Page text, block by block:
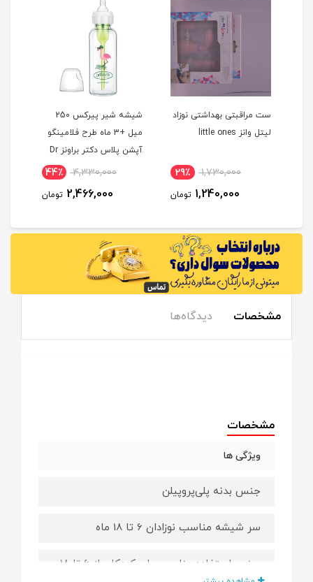
ست مراقبتی بهداشتی نوزاد
لیتل وانز little ones
1,730,000 29٪
1,240,000 تومان
شیشه شیر پیرکس 250
میل +3 ماه طرح فلامینگو
آپشن پلاس دکتر براونز Dr
4,330,000 44٪
2,466,000 تومان
مشخصات دیدگاه‌ها
مشخصات
ویژگی ها
جنس بدنه پلی‌پروپیلن
سر شیشه مناسب نوزادان 6 تا 18 ماه
سنین استفاده مناسب برای کودکان از 6 تا 18